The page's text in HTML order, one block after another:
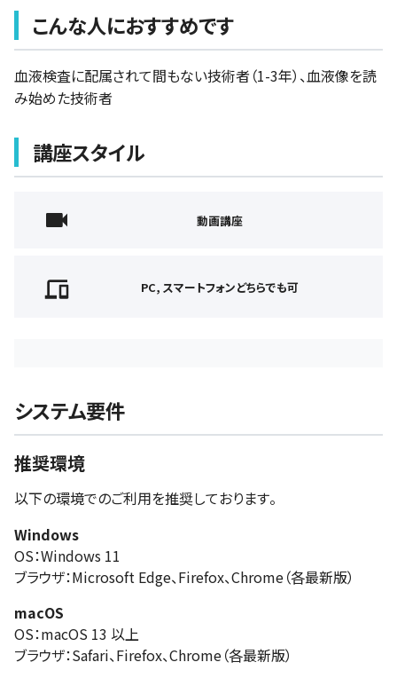
こんな人におすすめです
血液検査に配属されて間もない技術者（1-3年）、血液像を読
み始めた技術者
講座スタイル
動画講座
PC, スマートフォンどちらでも可
システム要件
推奨環境
以下の環境でのご利用を推奨しております。
Windows
OS：Windows 11
ブラウザ：Microsoft Edge、Firefox、Chrome（各最新版）
macOS
OS：macOS 13 以上
ブラウザ：Safari、Firefox、Chrome（各最新版）